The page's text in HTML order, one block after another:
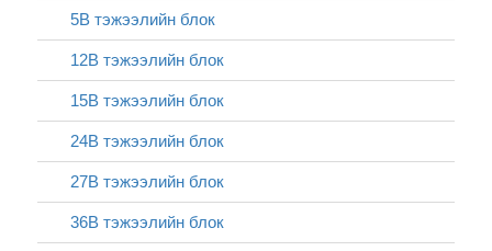
5В тэжээлийн блок
12В тэжээлийн блок
15В тэжээлийн блок
24В тэжээлийн блок
27В тэжээлийн блок
36В тэжээлийн блок